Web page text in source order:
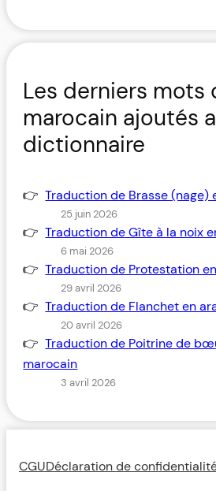
Les derniers mots
marocain ajoutés
dictionnaire
Traduction de Brasse (nage)
25 juin 2026
Traduction de Gîte à la noix
6 mai 2026
Traduction de Protestation
29 avril 2026
Traduction de Flanchet en
20 avril 2026
Traduction de Poitrine de
marocain
3 avril 2026
CGUDéclaration de